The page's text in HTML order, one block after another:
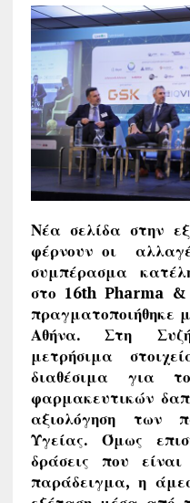
Νέα σελίδα στην
φέρνουν οι
συμπέρασμα
στο 16th Pharma
πραγματοποιήθηκε
Αθήνα. Στη
μετρήσιμα
διαθέσιμα για
φαρμακευτικών
αξιολόγηση των
Υγείας. Όμως
δράσεις που
παράδειγμα, η